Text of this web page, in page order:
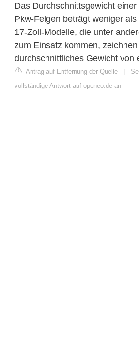
Das Durchschnittsgewicht
Pkw-Felgen beträgt weniger
17-Zoll-Modelle, die unter
zum Einsatz kommen,
durchschnittliches Gewicht von
Antrag auf Entfernung der Quelle |
vollständige Antwort auf oponeo.de an